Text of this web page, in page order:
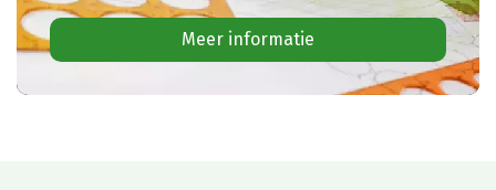
Meer informatie